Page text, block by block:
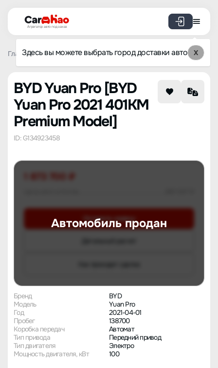
Агрегатор авто под заказ
Здесь вы можете выбрать город доставки авто X
Главная Список брендов BYD Yuan Pro BYD Yuan
BYD Yuan Pro [BYD
Yuan Pro 2021 401KM
Premium Model]
ID: G134923458
Автомобиль продан
Оставить заявку
Бренд
BYD
Модель
Yuan Pro
Год
2021-04-01
Пробег
138700
Коробка передач
Автомат
Тип привода
Передний привод
Тип двигателя
Электро
Мощность двигателя, кВт
100